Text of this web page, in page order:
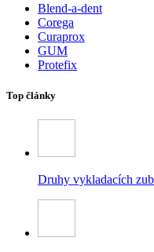
Blend-a-dent
Corega
Curaprox
GUM
Protefix
Top články
Druhy vykladacích